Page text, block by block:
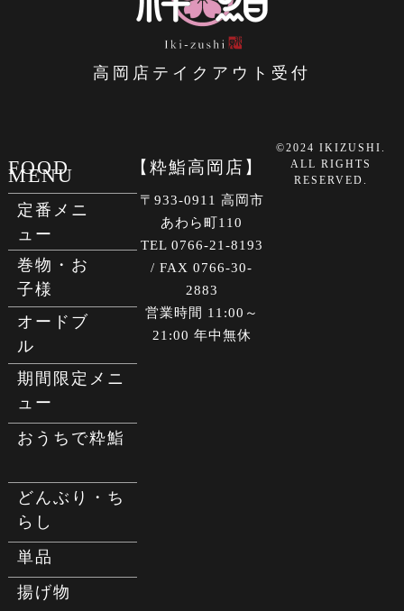
高岡店テイクアウト受付
FOOD
MENU
定番メニ
ュー
巻物・お
子様
オードブ
ル
期間限定メニ
ュー
おうちで粋鮨
どんぶり・ち
らし
単品
揚げ物
【粋鮨高岡店】
〒933-0911 高岡市
あわら町110
TEL 0766-21-8193
/ FAX 0766-30-
2883
営業時間 11:00～
21:00 年中無休
©2024 IKIZUSHI.
ALL RIGHTS
RESERVED.